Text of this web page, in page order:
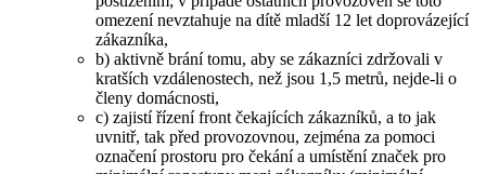
omezení nevztahuje na dítě mladší 12 let doprovázející
zákazníka,
b) aktivně brání tomu, aby se zákazníci zdržovali v
kratších vzdálenostech, než jsou 1,5 metrů, nejde-li o
členy domácnosti,
c) zajistí řízení front čekajících zákazníků, a to jak
uvnitř, tak před provozovnou, zejména za pomoci
označení prostoru pro čekání a umístění značek pro